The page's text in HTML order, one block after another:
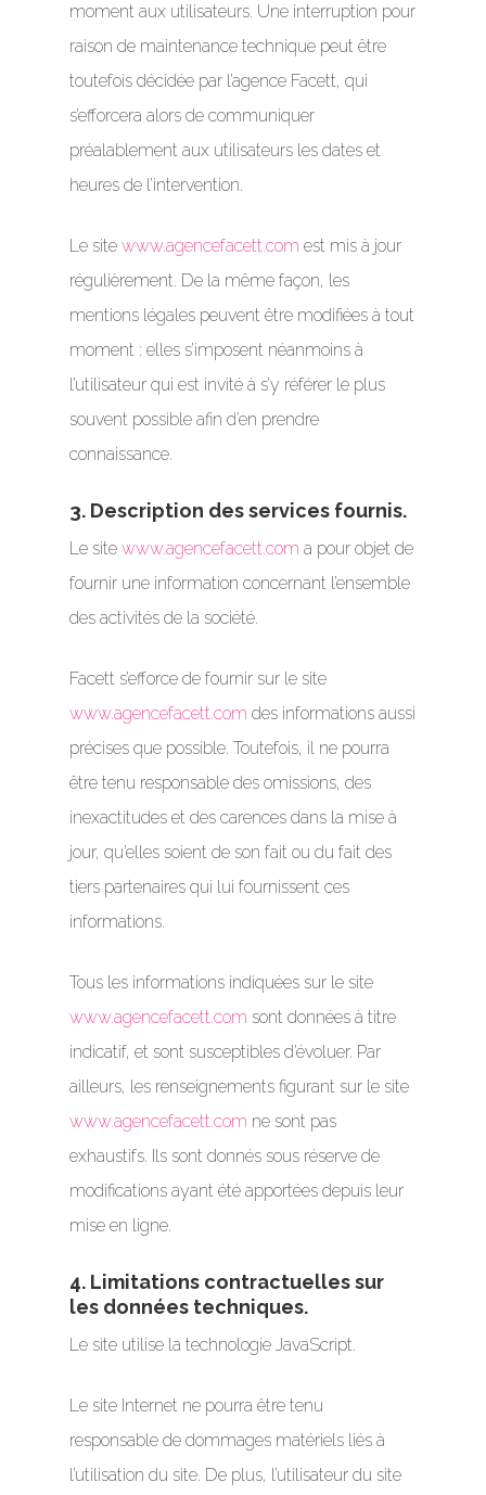
moment aux utilisateurs. Une interruption pour
raison de maintenance technique peut être
toutefois décidée par l’agence Facett, qui
s’efforcera alors de communiquer
préalablement aux utilisateurs les dates et
heures de l’intervention.
Le sitewww.agencefacett.com est mis à jour
régulièrement. De la même façon, les
mentions légales peuvent être modifiées à tout
moment : elles s’imposent néanmoins à
l’utilisateur qui est invité à s’y référer le plus
souvent possible afin d’en prendre
connaissance.
3. Description des services fournis.
Le sitewww.agencefacett.com a pour objet de
fournir une information concernant l’ensemble
des activités de la société.
Facett s’efforce de fournir sur le site
www.agencefacett.com des informations aussi
précises que possible. Toutefois, il ne pourra
être tenu responsable des omissions, des
inexactitudes et des carences dans la mise à
jour, qu’elles soient de son fait ou du fait des
tiers partenaires qui lui fournissent ces
informations.
Tous les informations indiquées sur le site
www.agencefacett.com sont données à titre
indicatif, et sont susceptibles d’évoluer. Par
ailleurs, les renseignements figurant sur le site
www.agencefacett.com ne sont pas
exhaustifs. Ils sont donnés sous réserve de
modifications ayant été apportées depuis leur
mise en ligne.
4. Limitations contractuelles sur
les données techniques.
Le site utilise la technologie JavaScript.
Le site Internet ne pourra être tenu
responsable de dommages matériels liés à
l’utilisation du site. De plus, l’utilisateur du site